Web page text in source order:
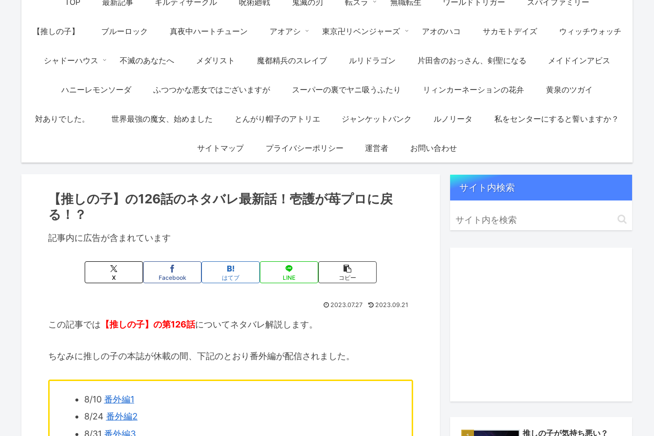
【推しの子】 ブルーロック 真夜中ハートチューン アオアシ 東京卍リベンジャーズ アオのハコ サカモトデイズ ウィッチウォッチ
シャドーハウス 不滅のあなたへ メダリスト 魔都精兵のスレイブ ルリドラゴン 片田舎のおっさん、剣聖になる メイドインアビス
ハニーレモンソーダ ふつつかな悪女ではございますが スーパーの裏でヤニ吸うふたり リィンカーネーションの花弁 黄泉のツガイ
対ありでした。 世界最強の魔女、始めました とんがり帽子のアトリエ ジャンケットバンク ルノリータ 私をセンターにすると誓いますか？
サイトマップ プライバシーポリシー 運営者 お問い合わせ
【推しの子】の126話のネタバレ最新話！壱護が苺プロに戻
る！？
記事内に広告が含まれています
X Facebook はてブ LINE コピー
2023.07.27 2023.09.21
この記事では 【推しの子】の第126話についてネタバレ解説します。
ちなみに推しの子の本誌が休載の間、下記のとおり番外編が配信されました。
8/10 番外編1
8/24 番外編2
8/31 番外編3
サイト内検索
推しの子が気持ち悪い？